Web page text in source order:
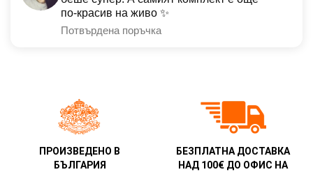
по-красив на живо ✨
Потвърдена поръчка
ПРОИЗВЕДЕНО В
БЪЛГАРИЯ
БЕЗПЛАТНА ДОСТАВКА
НАД 100€ ДО ОФИС НА